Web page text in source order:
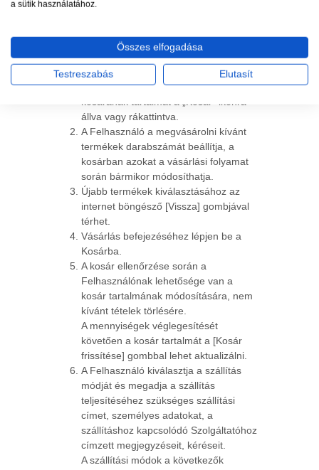
A Felhasználó kosárba helyezi a
kiválasztott termékeket. A Felhasználó
bármikor megtekintheti vásárlási
kosarának tartalmát a „Kosár” ikonra
állva vagy rákattintva.
A Felhasználó a megvásárolni kívánt
termékek darabszámát beállítja, a
kosárban azokat a vásárlási folyamat
során bármikor módosíthatja.
Újabb termékek kiválasztásához az
internet böngésző [Vissza] gombjával
térhet.
Vásárlás befejezéséhez lépjen be a
Kosárba.
A kosár ellenőrzése során a
Felhasználónak lehetősége van a
kosár tartalmának módosítására, nem
kívánt tételek törlésére.
A mennyiségek véglegesítését
követően a kosár tartalmát a [Kosár
frissítése] gombbal lehet aktualizálni.
A Felhasználó kiválasztja a szállítás
módját és megadja a szállítás
teljesítéséhez szükséges szállítási
címet, személyes adatokat, a
szállításhoz kapcsolódó Szolgáltatóhoz
címzett megjegyzéseit, kéréseit.
A szállítási módok a következők
a sütik használatához.
Összes elfogadása
Testreszabás Elutasít